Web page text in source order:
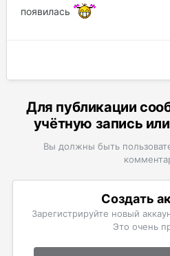
появилась
Для публикации
учётную запись
Вы должны быть
Создать
Зарегистрируйте новый
Это очень